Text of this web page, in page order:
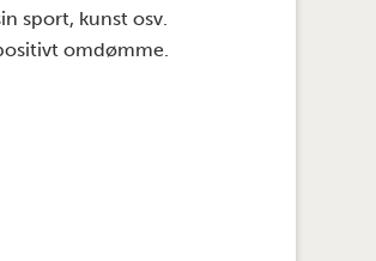
sport, kunst osv.
omdømme.